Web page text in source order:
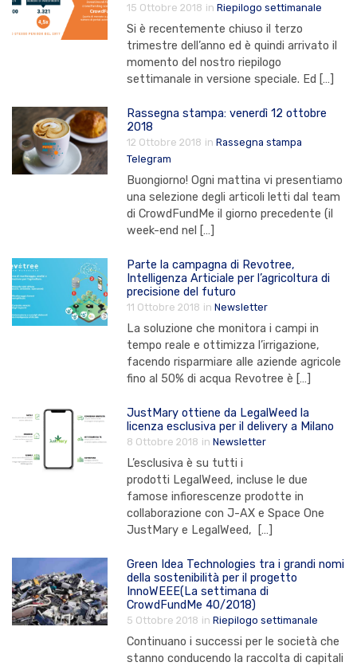
15 Ottobre 2018 in Riepilogo settimanale
Si è recentemente chiuso il terzo
trimestre dell’anno ed è quindi arrivato il
momento del nostro riepilogo
settimanale in versione speciale. Ed […]
Rassegna stampa: venerdì 12 ottobre
2018
12 Ottobre 2018 in Rassegna stampa
Telegram
Buongiorno! Ogni mattina vi presentiamo
una selezione degli articoli letti dal team
di CrowdFundMe il giorno precedente (il
week-end nel […]
Parte la campagna di Revotree,
Intelligenza Articiale per l’agricoltura di
precisione del futuro
11 Ottobre 2018 in Newsletter
La soluzione che monitora i campi in
tempo reale e ottimizza l’irrigazione,
facendo risparmiare alle aziende agricole
fino al 50% di acqua Revotree è […]
JustMary ottiene da LegalWeed la
licenza esclusiva per il delivery a Milano
8 Ottobre 2018 in Newsletter
L’esclusiva è su tutti i
prodotti LegalWeed, incluse le due
famose infiorescenze prodotte in
collaborazione con J-AX e Space One
JustMary e LegalWeed, […]
Green Idea Technologies tra i grandi nomi
della sostenibilità per il progetto
InnoWEEE(La settimana di
CrowdFundMe 40/2018)
5 Ottobre 2018 in Riepilogo settimanale
Continuano i successi per le società che
stanno conducendo la raccolta di capitali